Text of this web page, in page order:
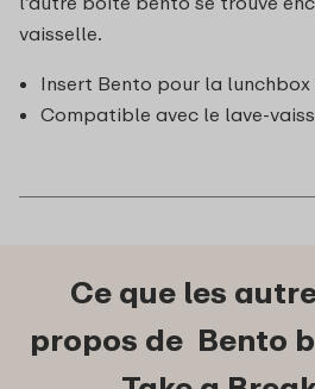
vaisselle.
Insert Bento pour la lunchbox
Compatible avec le lave-
Ce que les
propos de Bento